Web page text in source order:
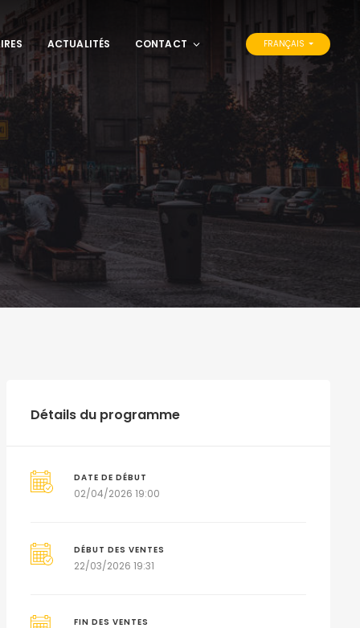
ACTUALITÉS CONTACT FRANÇAIS
Détails du programme
DATE DE DÉBUT
02/04/2026 19:00
DÉBUT DES VENTES
22/03/2026 19:31
FIN DES VENTES